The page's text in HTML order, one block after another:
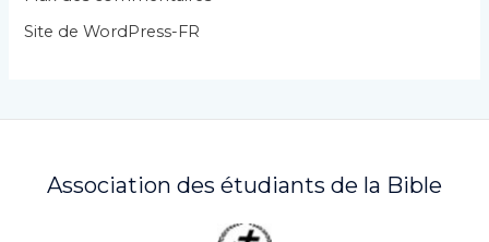
Site de WordPress-FR
Association des étudiants de la Bible